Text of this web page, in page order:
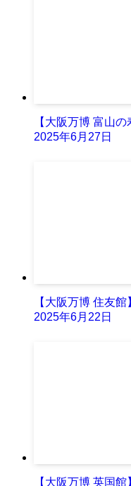
【大阪万博 富山の
2025年6月27日
【大阪万博 住友
2025年6月22日
【大阪万博 英国